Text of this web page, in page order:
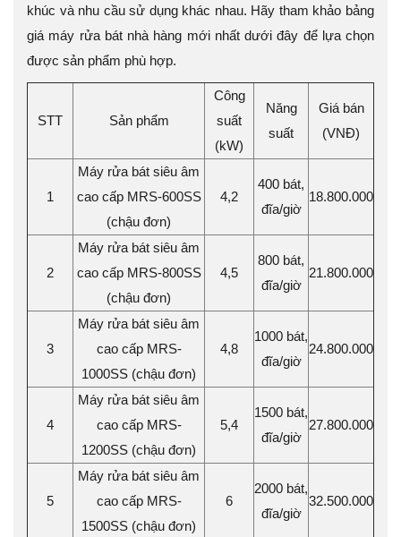
khúc và nhu cầu sử dụng khác nhau. Hãy tham khảo bảng
giá máy rửa bát nhà hàng mới nhất dưới đây để lựa chọn
được sản phẩm phù hợp.
STT Sản phẩm
Công
suất
(kW)
Năng
suất
Giá bán
(VNĐ)
1
Máy rửa bát siêu âm
cao cấp MRS-600SS
(chậu đơn)
4,2
400 bát,
đĩa/giờ
18.800.000
2
Máy rửa bát siêu âm
cao cấp MRS-800SS
(chậu đơn)
4,5
800 bát,
đĩa/giờ
21.800.000
3
Máy rửa bát siêu âm
cao cấp MRS-
1000SS (chậu đơn)
4,8
1000 bát,
đĩa/giờ
24.800.000
4
Máy rửa bát siêu âm
cao cấp MRS-
1200SS (chậu đơn)
5,4
1500 bát,
đĩa/giờ
27.800.000
5
Máy rửa bát siêu âm
cao cấp MRS-
1500SS (chậu đơn)
6
2000 bát,
đĩa/giờ
32.500.000